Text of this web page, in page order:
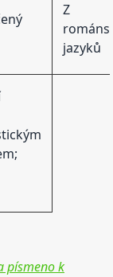
Z
jazyků
písmeno k